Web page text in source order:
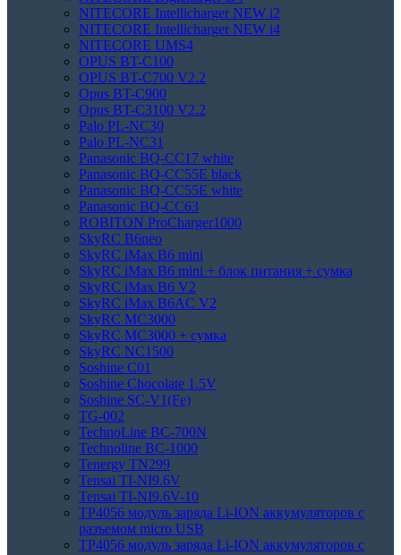
NITECORE Intellicharger NEW i2
NITECORE Intellicharger NEW i4
NITECORE UMS4
OPUS BT-C100
OPUS BT-C700 V2.2
Opus BT-C900
Opus BT-C3100 V2.2
Palo PL-NC30
Palo PL-NC31
Panasonic BQ-CC17 white
Panasonic BQ-CC55E black
Panasonic BQ-CC55E white
Panasonic BQ-CC63
ROBITON ProCharger1000
SkyRC B6neo
SkyRC iMax B6 mini
SkyRC iMax B6 mini + блок питания + сумка
SkyRC iMax B6 V2
SkyRC iMax B6AC V2
SkyRC MC3000
SkyRC MC3000 + сумка
SkyRC NC1500
Soshine C01
Soshine Chocolate 1.5V
Soshine SC-V1(Fe)
TG-002
TechnoLine BC-700N
Technoline BC-1000
Tenergy TN299
Tensai TI-NI9.6V
Tensai TI-NI9.6V-10
TP4056 модуль заряда Li-ION аккумуляторов с
разъемом micro USB
TP4056 модуль заряда Li-ION аккумуляторов с